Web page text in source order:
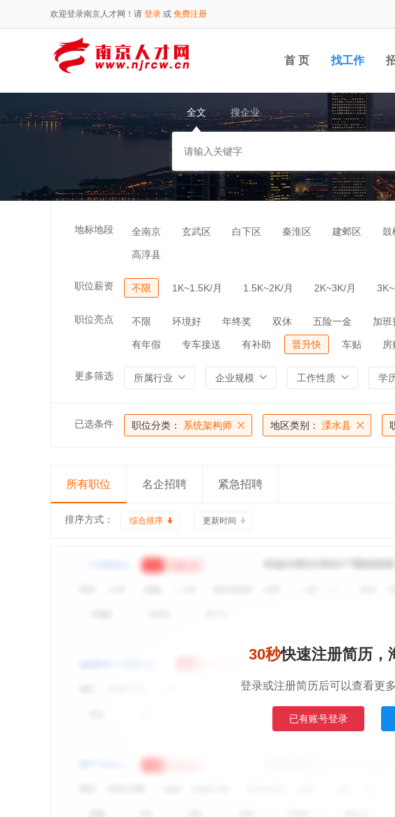
欢迎登录南京人才网！请 登录 或 免费注册
首 页 找工作
全文 搜企业
地标地段 全南京 玄武区 白下区 秦淮区 建邺区 鼓
高淳县
职位薪资 不限 1K~1.5K/月 1.5K~2K/月 2K~3K/月
职位亮点 不限 环境好 年终奖 双休 五险一金 加班
有年假 专车接送 有补助 晋升快 车贴 房
更多筛选 所属行业 企业规模 工作性质 学
已选条件 职位分类： 系统架构师 地区类别： 溧水县
所有职位 名企招聘 紧急招聘
排序方式： 综合排序 更新时间
30秒快速注册简历，
登录或注册简历后可以查看更
已有账号登录